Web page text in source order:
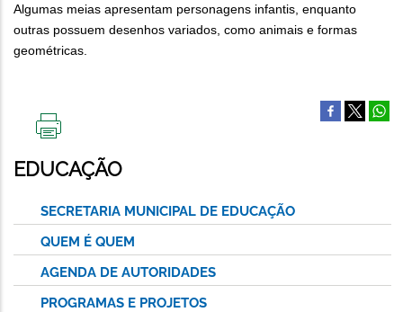
Algumas meias apresentam personagens infantis, enquanto
outras possuem desenhos variados, como animais e formas
geométricas.
ESTA
PÁGINA
EDUCAÇÃO
SECRETARIA MUNICIPAL DE EDUCAÇÃO
QUEM É QUEM
AGENDA DE AUTORIDADES
PROGRAMAS E PROJETOS